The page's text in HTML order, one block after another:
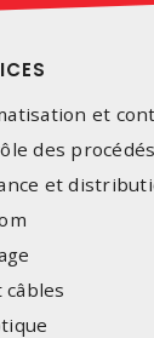
et
des procédés
et
câbles